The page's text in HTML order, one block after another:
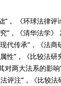
”， 《环球法律
”，《清华法学
代传承”，《法
性”，《比较法
对两大法系的影
评注”，《比较